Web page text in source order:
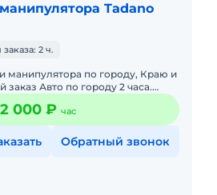
Tadano
2 ч.
манипулятора по городу, Краю и
Авто по городу 2 часа.
5т. Борт 5.20-2.10. Стрела 3т.
2 000 ₽ час
Обратный звонок